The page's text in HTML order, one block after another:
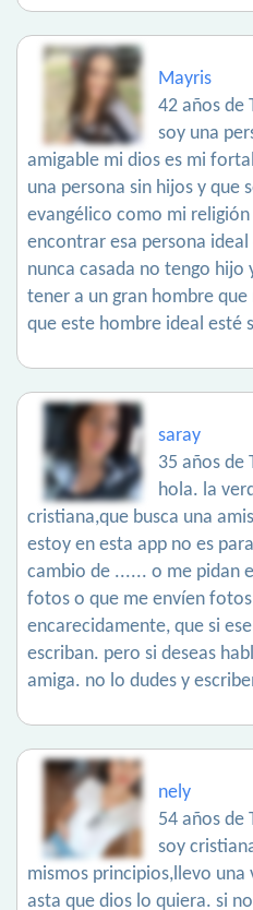
Mayris
42 años de
soy una
amigable mi dios es mi
una persona sin hijos y que
evangélico como mi
encontrar esa persona
nunca casada no tengo hijo
tener a un gran hombre
que este hombre ideal esté
saray
35 años de
hola. la
cristiana,que busca una
estoy en esta app no es
cambio de ...... o me pidan
fotos o que me envíen
encarecidamente, que si
escriban. pero si deseas
amiga. no lo dudes y
nely
54 años de
soy
mismos principios,llevo
asta que dios lo quiera. si